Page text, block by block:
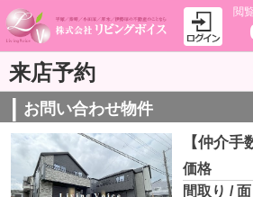
閲
来店予約
お問い合わせ物件
価格
間取り / 面